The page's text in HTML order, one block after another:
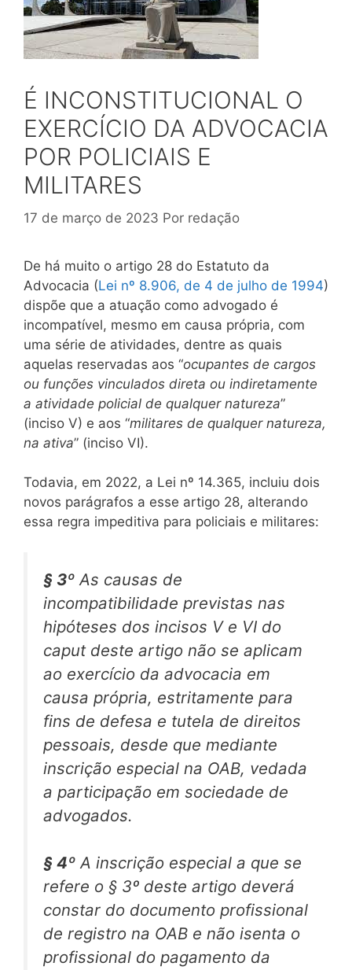
É INCONSTITUCIONAL O
EXERCÍCIO DA ADVOCACIA
POR POLICIAIS E
MILITARES
17 de março de 2023 Por redação
De há muito o artigo 28 do Estatuto da
Advocacia (Lei nº 8.906, de 4 de julho de 1994)
dispõe que a atuação como advogado é
incompatível, mesmo em causa própria, com
uma série de atividades, dentre as quais
aquelas reservadas aos “ocupantes de cargos
ou funções vinculados direta ou indiretamente
a atividade policial de qualquer natureza”
(inciso V) e aos “militares de qualquer natureza,
na ativa” (inciso VI).
Todavia, em 2022, a Lei nº 14.365, incluiu dois
novos parágrafos a esse artigo 28, alterando
essa regra impeditiva para policiais e militares:
§ 3º As causas de
incompatibilidade previstas nas
hipóteses dos incisos V e VI do
caput deste artigo não se aplicam
ao exercício da advocacia em
causa própria, estritamente para
fins de defesa e tutela de direitos
pessoais, desde que mediante
inscrição especial na OAB, vedada
a participação em sociedade de
advogados.
§ 4º A inscrição especial a que se
refere o § 3º deste artigo deverá
constar do documento profissional
de registro na OAB e não isenta o
profissional do pagamento da